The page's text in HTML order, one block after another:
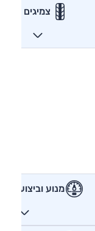
צמיגים
מנוע וביצועים